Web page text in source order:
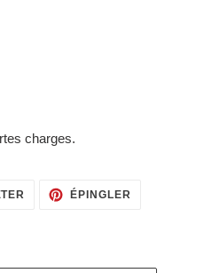
charges.
TWEETER
SUR
ÉPINGLER